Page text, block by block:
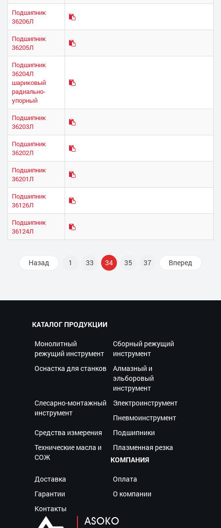
Подшипник
36206Л
Подшипник
36205Л
Подшипник
36204Л
шариковый
радиально-
упорный
Подшипник
36203Л
Подшипник
36202Л
Подшипник
36201Л
Подшипник
36126Л
Подшипник
36124Л
Назад 1 33 34 35 37 Вперед
КАТАЛОГ ПРОДУКЦИИ
Монолитный
режущий инструмент
Сборный режущий
инструмент
Оснастка для станков
Алмазный и
эльборовый
инструмент
Слесарно-монтажный
инструмент
Электроинструмент
Пневмоинструмент
Средства измерения
Подшипники
Технические масла и
СОЖ
Плазменная резка
КОМПАНИЯ
Доставка
Оплата
Гарантии
О компании
Контакты